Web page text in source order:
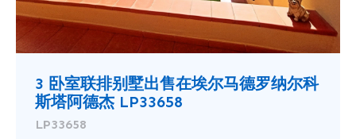
3 卧室联排别墅出售在埃尔马德罗纳尔科
斯塔阿德杰 LP33658
LP33658